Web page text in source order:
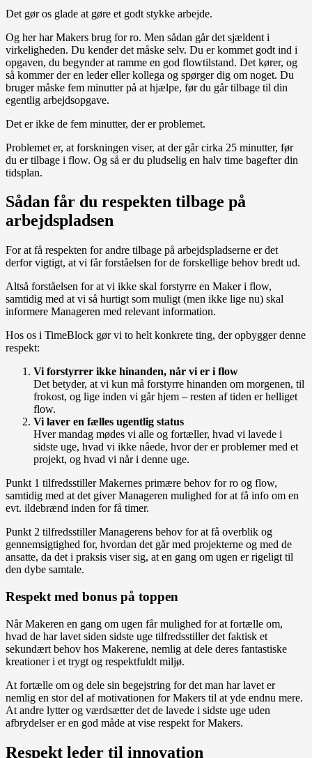
Det gør os glade at gøre et godt stykke arbejde.
Og her har Makers brug for ro. Men sådan går det sjældent i
virkeligheden. Du kender det måske selv. Du er kommet godt ind i
opgaven, du begynder at ramme en god flowtilstand. Det kører, og
så kommer der en leder eller kollega og spørger dig om noget. Du
bruger måske fem minutter på at hjælpe, før du går tilbage til din
egentlig arbejdsopgave.
Det er ikke de fem minutter, der er problemet.
Problemet er, at forskningen viser, at der går cirka 25 minutter, før
du er tilbage i flow. Og så er du pludselig en halv time bagefter din
tidsplan.
Sådan får du respekten tilbage på
arbejdspladsen
For at få respekten for andre tilbage på arbejdspladserne er det
derfor vigtigt, at vi får forståelsen for de forskellige behov bredt ud.
Altså forståelsen for at vi ikke skal forstyrre en Maker i flow,
samtidig med at vi så hurtigt som muligt (men ikke lige nu) skal
informere Manageren med relevant information.
Hos os i TimeBlock gør vi to helt konkrete ting, der opbygger denne
respekt:
Vi forstyrrer ikke hinanden, når vi er i flow
Det betyder, at vi kun må forstyrre hinanden om morgenen, til
frokost, og lige inden vi går hjem – resten af tiden er helliget
flow.
Vi laver en fælles ugentlig status
Hver mandag mødes vi alle og fortæller, hvad vi lavede i
sidste uge, hvad vi ikke nåede, hvor der er problemer med et
projekt, og hvad vi når i denne uge.
Punkt 1 tilfredsstiller Makernes primære behov for ro og flow,
samtidig med at det giver Manageren mulighed for at få info om en
evt. ildebrænd inden for få timer.
Punkt 2 tilfredsstiller Managerens behov for at få overblik og
gennemsigtighed for, hvordan det går med projekterne og med de
ansatte, da det i praksis viser sig, at en gang om ugen er rigeligt til
den dybe samtale.
Respekt med bonus på toppen
Når Makeren en gang om ugen får mulighed for at fortælle om,
hvad de har lavet siden sidste uge tilfredsstiller det faktisk et
sekundært behov hos Makerene, nemlig at dele deres fantastiske
kreationer i et trygt og respektfuldt miljø.
At fortælle om og dele sin begejstring for det man har lavet er
nemlig en stor del af motivationen for Makers til at yde endnu mere.
At andre lytter og værdsætter det de lavede i sidste uge uden
afbrydelser er en god måde at vise respekt for Makers.
Respekt leder til innovation